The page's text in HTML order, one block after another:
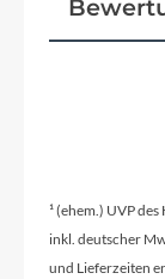
¹ (ehem.) UVP
inkl. deutscher
und Lieferzeiten